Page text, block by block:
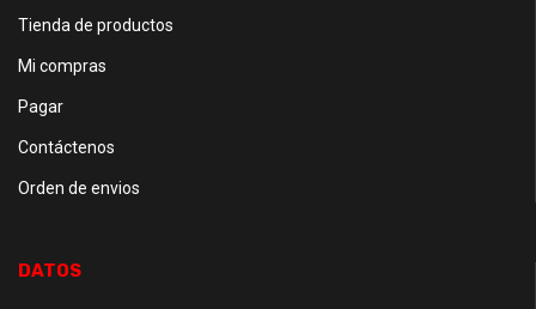
Tienda de productos
Mi compras
Pagar
Contáctenos
Orden de envios
DATOS